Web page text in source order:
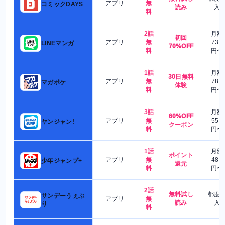
コミックDAYS アプリ
無
料
読み
入
LINEマンガ アプリ
2話
無
料
初回
70%OFF
月額
730
円〜
マガポケ アプリ
1話
無
料
30日無料
体験
月額
780
円〜
ヤンジャン! アプリ
3話
無
料
60%OFF
クーポン
月額
550
円〜
少年ジャンプ+ アプリ
1話
無
料
ポイント
還元
月額
480
円〜
サンデーうぇぶ
り
アプリ
2話
無
料
無料試し
読み
都度
入